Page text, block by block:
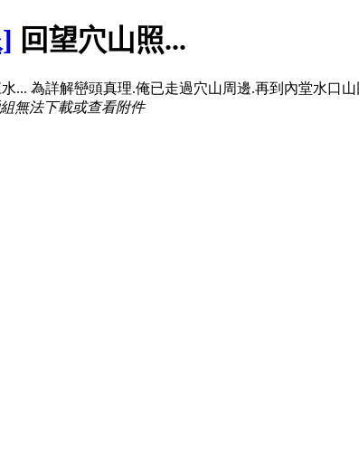
回望穴山照...
... 為詳解巒頭真理.俺已走過穴山周邊.再到內堂水口山
無法下載或查看附件